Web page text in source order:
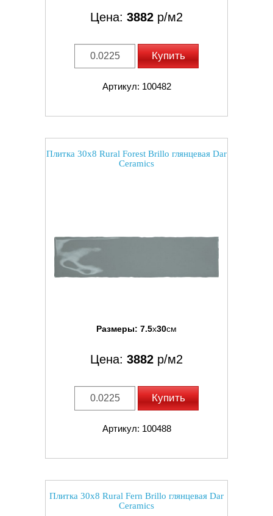
Цена: 3882 р/м2
Купить
Артикул: 100482
Плитка 30x8 Rural Forest Brillo глянцевая Dar
Ceramics
Размеры: 7.5x30см
Цена: 3882 р/м2
Купить
Артикул: 100488
Плитка 30x8 Rural Fern Brillo глянцевая Dar
Ceramics